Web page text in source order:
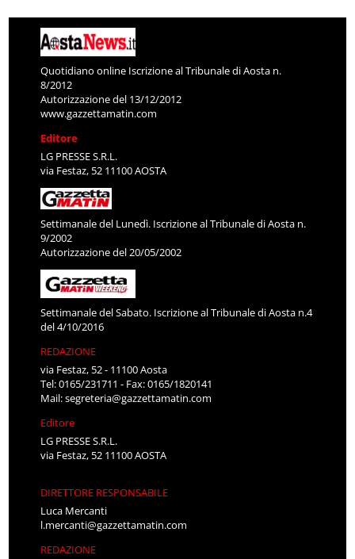
Quotidiano online Iscrizione al Tribunale di Aosta n.
8/2012
Autorizzazione del 13/12/2012
www.gazzettamatin.com
Editore
LG PRESSE S.R.L.
via Festaz, 52 11100 AOSTA
Settimanale del Lunedì. Iscrizione al Tribunale di Aosta n.
9/2002
Autorizzazione del 20/05/2002
Settimanale del Sabato. Iscrizione al Tribunale di Aosta n.4
del 4/10/2016
REDAZIONE
via Festaz, 52 - 11100 Aosta
Tel: 0165/231711 - Fax: 0165/1820141
Mail:segreteria@gazzettamatin.com
Editore
LG PRESSE S.R.L.
via Festaz, 52 11100 AOSTA
DIRETTORE RESPONSABILE
Luca Mercanti
l.mercanti@gazzettamatin.com
REDAZIONE